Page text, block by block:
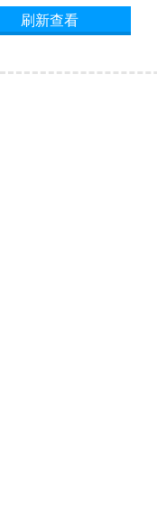
刷新查看